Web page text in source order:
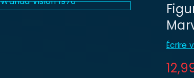
Écrire